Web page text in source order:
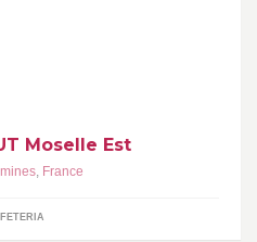
Moselle Est
, France